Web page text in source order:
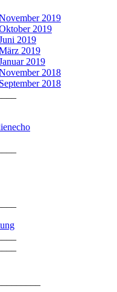
2019
2019
2019
2019
2019
2018
2018